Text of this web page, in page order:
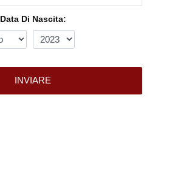
Data Di Nascita:
INVIARE